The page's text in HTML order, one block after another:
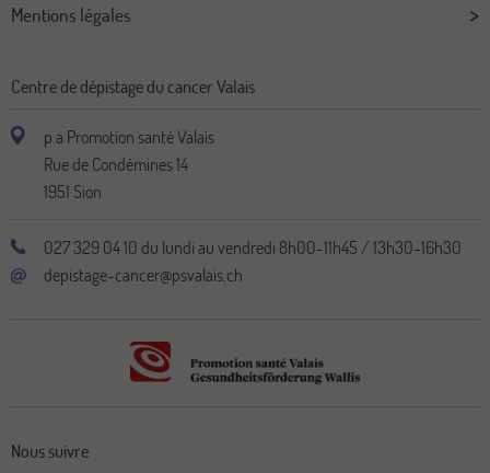
Mentions légales
Centre de dépistage du cancer Valais
p.a Promotion santé Valais
Rue de Condémines 14
1951 Sion
027 329 04 10 du lundi au vendredi 8h00-11h45 / 13h30-16h30
depistage-cancer@psvalais.ch
Nous suivre